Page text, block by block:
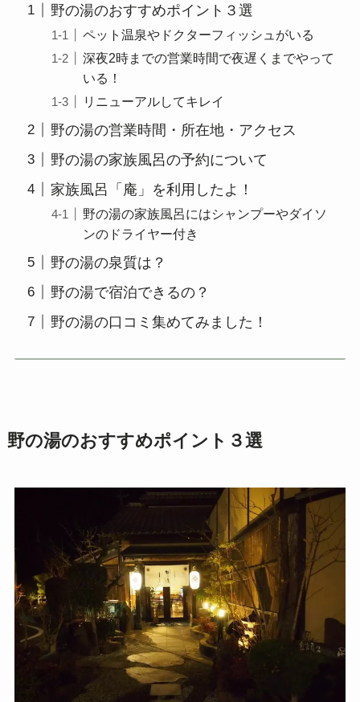
野の湯のおすすめポイント３選
ペット温泉やドクターフィッシュがいる
深夜2時までの営業時間で夜遅くまでやって
いる！
リニューアルしてキレイ
野の湯の営業時間・所在地・アクセス
野の湯の家族風呂の予約について
家族風呂「庵」を利用したよ！
野の湯の家族風呂にはシャンプーやダイソ
ンのドライヤー付き
野の湯の泉質は？
野の湯で宿泊できるの？
野の湯の口コミ集めてみました！
野の湯のおすすめポイント３選